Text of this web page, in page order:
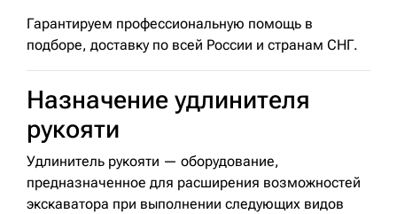
Гарантируем профессиональную помощь в
подборе, доставку по всей России и странам СНГ.
Назначение удлинителя
рукояти
Удлинитель рукояти — оборудование,
предназначенное для расширения возможностей
экскаватора при выполнении следующих видов